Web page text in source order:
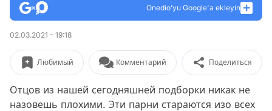
Onedio’yu Google'a ekleyin
02.03.2021 - 19:18
Любимый Комментарий Поделиться
Отцов из нашей сегодняшней подборки никак не
назовешь плохими. Эти парни стараются изо всех